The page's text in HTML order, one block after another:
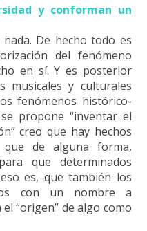
y conforman un
De hecho todo es
del fenómeno
en sí. Y es posterior
musicales y culturales
fenómenos histórico-
propone “inventar el
creo que hay hechos
de alguna forma,
que determinados
es, que también los
con un nombre a
“origen” de algo como